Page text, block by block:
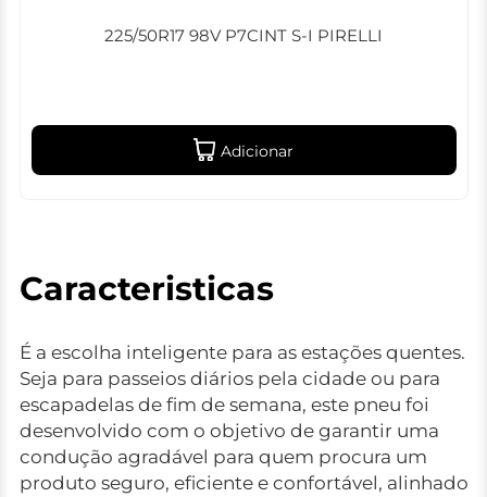
225/50R17 98V P7CINT S-I PIRELLI
Adicionar
Caracteristicas
É a escolha inteligente para as estações quentes.
Seja para passeios diários pela cidade ou para
escapadelas de fim de semana, este pneu foi
desenvolvido com o objetivo de garantir uma
condução agradável para quem procura um
produto seguro, eficiente e confortável, alinhado